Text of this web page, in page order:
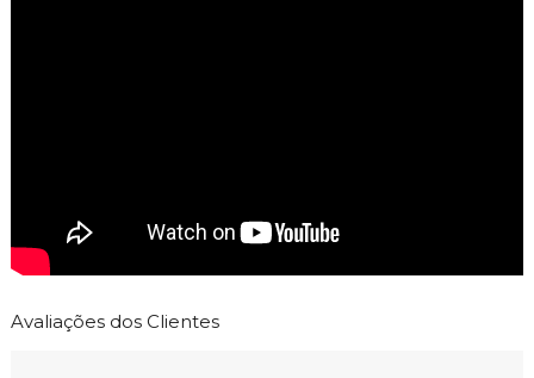
Avaliações dos Clientes